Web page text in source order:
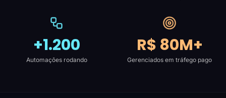
+1.200
Automações rodando
R$ 80M+
Gerenciados em tráfego pago